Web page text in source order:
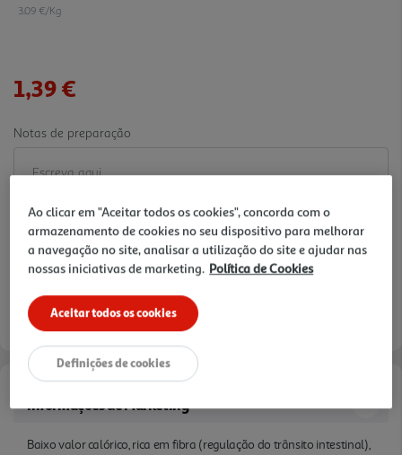
3.09 €/Kg
1,39 €
Notas de preparação
Informações de Marketing
Baixo valor calórico, rica em fibra (regulação do trânsito intestinal),
Ao clicar em "Aceitar todos os cookies", concorda com o
armazenamento de cookies no seu dispositivo para melhorar
a navegação no site, analisar a utilização do site e ajudar nas
nossas iniciativas de marketing. Política de Cookies
Aceitar todos os cookies
Definições de cookies